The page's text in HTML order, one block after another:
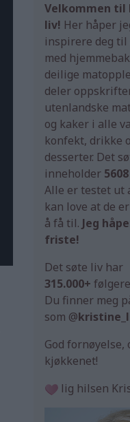
Velkommen til
liv! Her håper
inspirere deg
med
deilige
deler
utenlandske
og kaker i alle
konfekt, drikke
desserter. Det
inneholder 5608
Alle er testet ut
kan love at de
å få til. Jeg
friste!
Det søte liv har
315.000+
Du finner meg
som @
God fornøyelse,
kjøkkenet!
lig hilsen